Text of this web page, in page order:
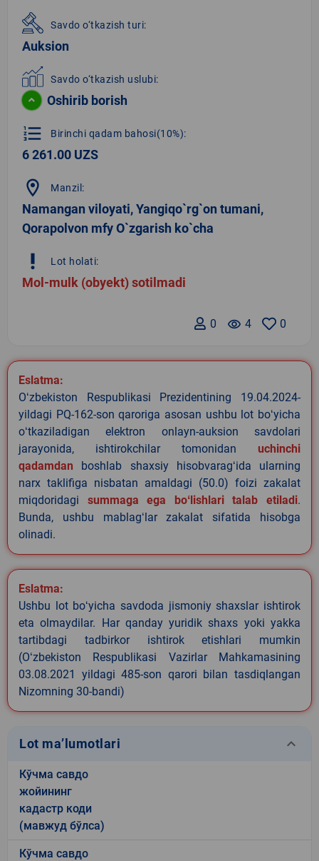
Savdo o‘tkazish turi:
Auksion
Savdo o‘tkazish uslubi:
Oshirib borish
format_list_numbered Birinchi qadam bahosi(10%):
6 261.00 UZS
location_on Manzil:
Namangan viloyati, Yangiqo`rg`on tumani,
Qorapolvon mfy O`zgarish ko`cha
priority_high Lot holati:
Mol-mulk (obyekt) sotilmadi
0
remove_red_eye 4
0
Eslatma:
Oʻzbekiston Respublikasi Prezidentining 19.04.2024-
yildagi PQ-162-son qaroriga asosan ushbu lot boʻyicha
oʻtkaziladigan elektron onlayn-auksion savdolari
jarayonida, ishtirokchilar tomonidan uchinchi
qadamdan boshlab shaxsiy hisobvaragʻida ularning
narx taklifiga nisbatan amaldagi (50.0) foizi zakalat
miqdoridagi summaga ega boʻlishlari talab etiladi.
Bunda, ushbu mablagʻlar zakalat sifatida hisobga
olinadi.
Eslatma:
Ushbu lot boʻyicha savdoda jismoniy shaxslar ishtirok
eta olmaydilar. Har qanday yuridik shaxs yoki yakka
tartibdagi tadbirkor ishtirok etishlari mumkin
(Oʻzbekiston Respublikasi Vazirlar Mahkamasining
03.08.2021 yildagi 485-son qarori bilan tasdiqlangan
Nizomning 30-bandi)
Lot ma’lumotlari keyboard_arrow_down
Кўчма савдо
жойининг
кадастр коди
(мавжуд бўлса)
Кўчма савдо